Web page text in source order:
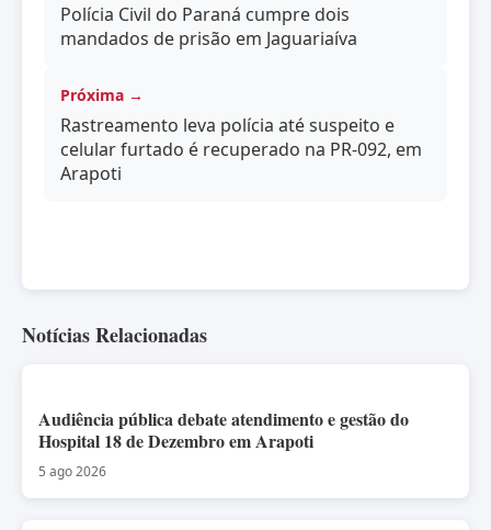
Polícia Civil do Paraná cumpre dois
mandados de prisão em Jaguariaíva
Próxima →
Rastreamento leva polícia até suspeito e
celular furtado é recuperado na PR-092, em
Arapoti
Notícias Relacionadas
Audiência pública debate atendimento e gestão do
Hospital 18 de Dezembro em Arapoti
5 ago 2026